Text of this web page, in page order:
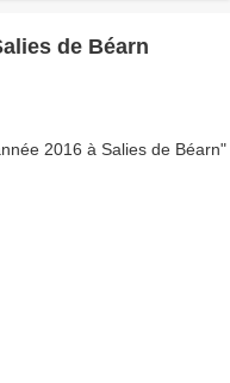
de Béarn